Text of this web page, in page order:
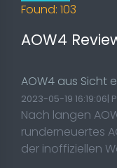
Found: 103
AOW4
AOW4 aus Sicht
2023-05-19 16:19:06|
Nach langen
runderneuertes
der inoffiziellen